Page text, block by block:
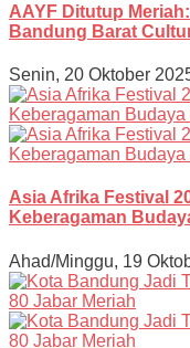
AAYF Ditutup
Bandung Barat
Senin, 20 Oktober
Asia Afrika Festival
Keberagaman
Ahad/Minggu, 19